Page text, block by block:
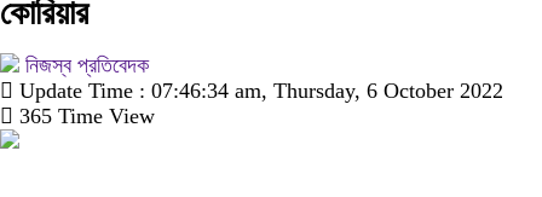
কোরিয়ার
নিজস্ব প্রতিবেদক
Update Time : 07:46:34 am, Thursday, 6 October 2022
365 Time View